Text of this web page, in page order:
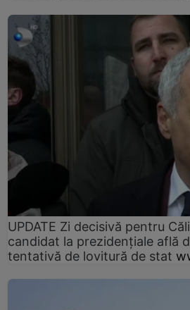
UPDATE Zi decisivă pentru
candidat la prezidențiale află
tentativă de lovitură de stat